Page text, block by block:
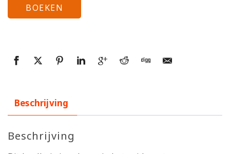
BOEKEN
Beschrijving
Beschrijving